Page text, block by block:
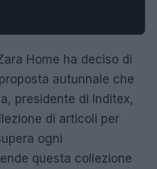
Home ha deciso di
autunnale che
presidente di Inditex,
di articoli per
ogni
questa collezione